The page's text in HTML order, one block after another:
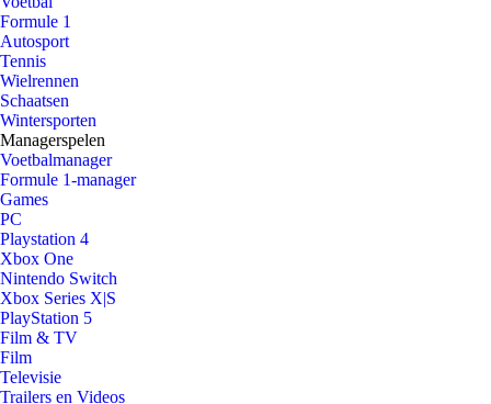
Formule 1
Autosport
Tennis
Wielrennen
Schaatsen
Wintersporten
Managerspelen
Voetbalmanager
Formule 1-manager
Games
PC
Playstation 4
Xbox One
Nintendo Switch
Xbox Series X|S
PlayStation 5
Film & TV
Film
Televisie
Trailers en Videos